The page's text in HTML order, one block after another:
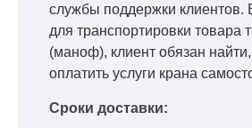
службы поддержки клиентов.
для транспортировки товара
(маноф), клиент обязан найти,
оплатить услуги крана
Сроки доставки: